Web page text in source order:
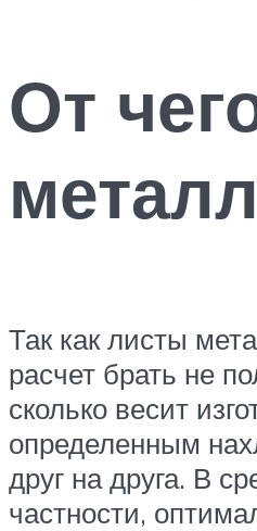
От
Так как листы
расчет брать не
сколько весит
определенным
друг на друга. В
частности,